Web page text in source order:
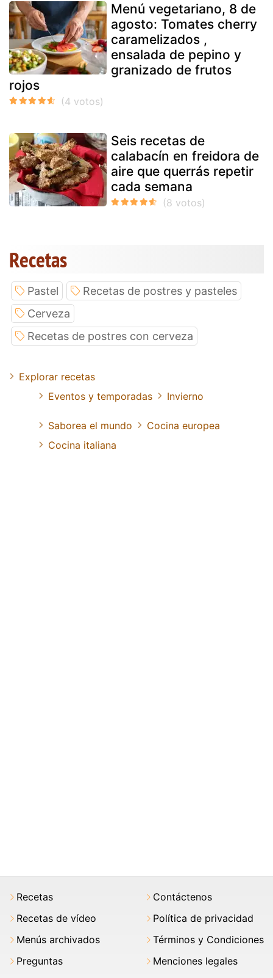
Menú vegetariano, 8 de
agosto: Tomates cherry
caramelizados ,
ensalada de pepino y
granizado de frutos
rojos
Seis recetas de
calabacín en freidora de
aire que querrás repetir
cada semana
Recetas
Pastel
Recetas de postres y pasteles
Cerveza
Recetas de postres con cerveza
Explorar recetas
Eventos y temporadas
Invierno
Saborea el mundo
Cocina europea
Cocina italiana
Recetas
Recetas de vídeo
Menús archivados
Preguntas
Contáctenos
Política de privacidad
Términos y Condiciones
Menciones legales